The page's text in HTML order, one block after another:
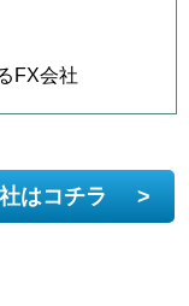
FX会社
はコチラ >